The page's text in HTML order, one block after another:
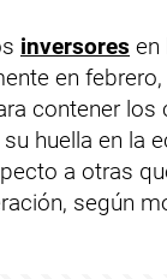
inversores en
en
contener los
huella en la
a otras
según